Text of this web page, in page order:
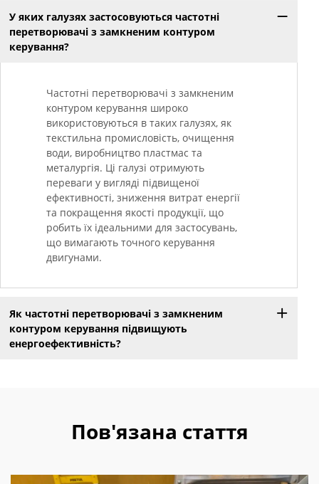
У яких галузях застосовуються частотні
перетворювачі з замкненим контуром
керування?
Частотні перетворювачі з замкненим
контуром керування широко
використовуються в таких галузях, як
текстильна промисловість, очищення
води, виробництво пластмас та
металургія. Ці галузі отримують
переваги у вигляді підвищеної
ефективності, зниження витрат енергії
та покращення якості продукції, що
робить їх ідеальними для застосувань,
що вимагають точного керування
двигунами.
Як частотні перетворювачі з замкненим
контуром керування підвищують
енергоефективність?
Пов'язана стаття